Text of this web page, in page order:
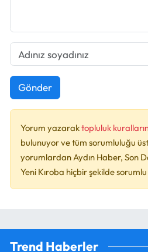
Gönder
Yorum yazaraktopluluk
bulunuyor ve tüm sorumluluğu
yorumlardan Aydın Haber, Son
Yeni Kıroba hiçbir şekilde
Trend Haberler